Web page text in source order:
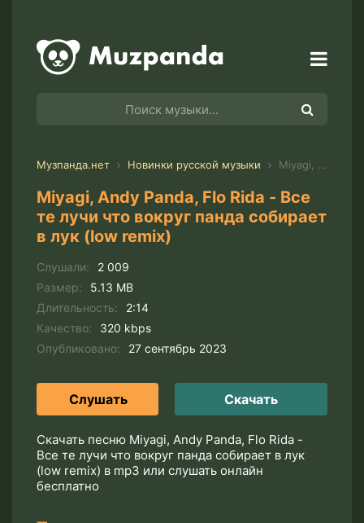
Музпанда.нет Новинки русской музыки Miyagi, Andy Panda, Flo Rida - Все те лучи что вокруг панда собирает в лук (low remix)
Miyagi, Andy Panda, Flo Rida - Все
те лучи что вокруг панда собирает
в лук (low remix)
Слушали:
2 009
Размер:
5.13 MB
Длительность:
2:14
Качество:
320 kbps
Опубликовано:
27 сентябрь 2023
Слушать Скачать
Скачать песню Miyagi, Andy Panda, Flo Rida -
Все те лучи что вокруг панда собирает в лук
(low remix) в mp3 или слушать онлайн
бесплатно